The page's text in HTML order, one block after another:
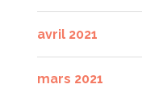
avril 2021
mars 2021